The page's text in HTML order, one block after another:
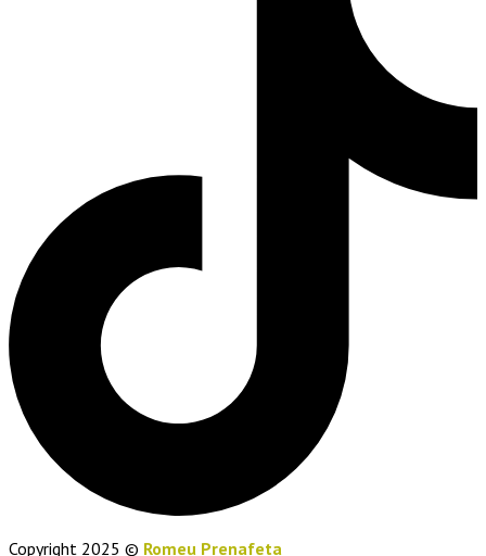
Copyright 2025 © Romeu Prenafeta